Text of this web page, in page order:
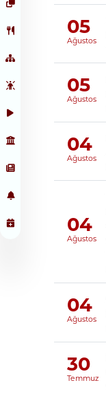
05
Ağustos
05
Ağustos
04
Ağustos
04
Ağustos
04
Ağustos
30
Temmuz